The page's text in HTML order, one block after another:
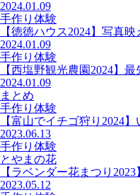
2024.01.09
手作り体験
【徳徳ハウス2024】写真
2024.01.09
手作り体験
【西塩野観光農園2024】
2024.01.09
まとめ
手作り体験
【富山でイチゴ狩り2024
2023.06.13
手作り体験
とやまの花
【ラベンダー花まつり
2023.05.12